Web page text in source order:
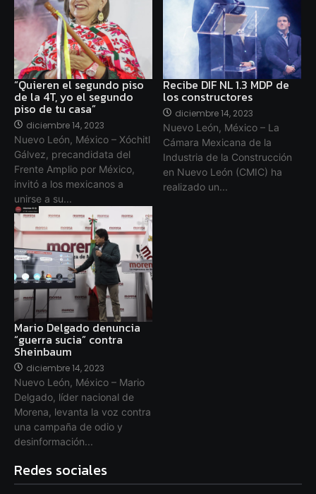
“Quieren el segundo piso
de la 4T, yo el segundo
piso de tu casa”
diciembre 14, 2023
Nuevo León, México – Xóchitl
Gálvez, precandidata del
Frente Amplio por México,
invitó a los mexicanos a
unirse a su...
Recibe DIF NL 1.3 MDP de
los constructores
diciembre 14, 2023
Nuevo León, México – La
Cámara Mexicana de la
Industria de la Construcción
en Nuevo León (CMIC) ha
realizado un...
Mario Delgado denuncia
“guerra sucia” contra
Sheinbaum
diciembre 14, 2023
Nuevo León, México – Mario
Delgado, líder nacional de
Morena, levanta la voz contra
una campaña de odio y
desinformación...
Redes sociales